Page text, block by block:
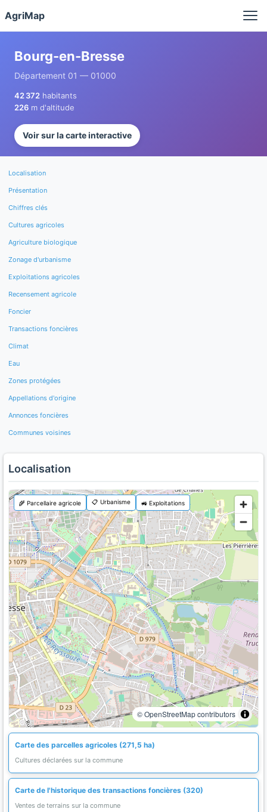
AgriMap
Bourg-en-Bresse
Département 01 — 01000
42 372 habitants
226 m d'altitude
Voir sur la carte interactive
Localisation
Présentation
Chiffres clés
Cultures agricoles
Agriculture biologique
Zonage d'urbanisme
Exploitations agricoles
Recensement agricole
Foncier
Transactions foncières
Climat
Eau
Zones protégées
Appellations d'origine
Annonces foncières
Communes voisines
Localisation
© OpenStreetMap contributors
🌾 Parcellaire agricole 📋 Urbanisme 🚜 Exploitations
Carte des parcelles agricoles (271,5 ha)
Cultures déclarées sur la commune
Carte de l'historique des transactions foncières (320)
Ventes de terrains sur la commune